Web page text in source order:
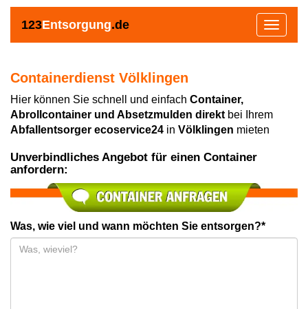
123Entsorgung.de
Toggle
Containerdienst Völklingen
Hier können Sie schnell und einfach Container,
Abrollcontainer und Absetzmulden direkt bei Ihrem
Abfallentsorger ecoservice24 in Völklingen mieten
Unverbindliches Angebot für einen Container
anfordern:
Was, wie viel und wann möchten Sie entsorgen?*